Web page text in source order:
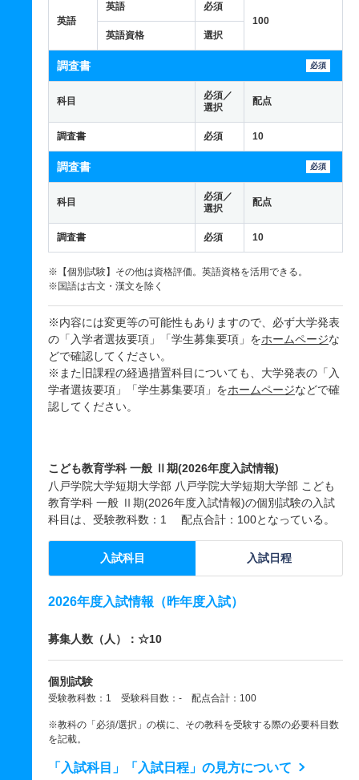
英語
英語
必須
100
英語資格
選択
調査書 必須
科目
必須／
選択
配点
調査書 必須 10
調査書 必須
科目
必須／
選択
配点
調査書 必須 10
※【個別試験】その他は資格評価。英語資格を活用できる。
※国語は古文・漢文を除く
※内容には変更等の可能性もありますので、必ず大学発表
の「入学者選抜要項」「学生募集要項」をホームページな
どで確認してください。
※また旧課程の経過措置科目についても、大学発表の「入
学者選抜要項」「学生募集要項」をホームページなどで確
認してください。
こども教育学科 一般 Ⅱ期(2026年度入試情報)
八戸学院大学短期大学部 八戸学院大学短期大学部 こども
教育学科 一般 Ⅱ期(2026年度入試情報)の個別試験の入試
科目は、受験教科数：1 配点合計：100となっている。
入試科目 入試日程
2026年度入試情報（昨年度入試）
募集人数（人）：☆10
個別試験
受験教科数：1 受験科目数：- 配点合計：100
※教科の「必須/選択」の横に、その教科を受験する際の必要科目数
を記載。
「入試科目」「入試日程」の見方について